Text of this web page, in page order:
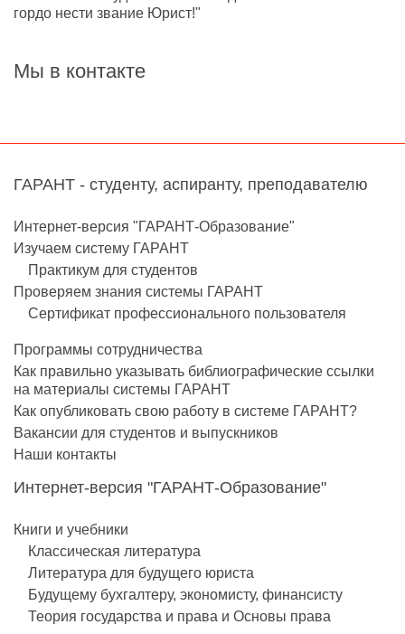
гордо нести звание Юрист!"
Мы в контакте
ГАРАНТ - студенту, аспиранту, преподавателю
Интернет-версия "ГАРАНТ-Образование"
Изучаем систему ГАРАНТ
Практикум для студентов
Проверяем знания системы ГАРАНТ
Сертификат профессионального пользователя
Программы сотрудничества
Как правильно указывать библиографические ссылки
на материалы системы ГАРАНТ
Как опубликовать свою работу в системе ГАРАНТ?
Вакансии для студентов и выпускников
Наши контакты
Интернет-версия "ГАРАНТ-Образование"
Книги и учебники
Классическая литература
Литература для будущего юриста
Будущему бухгалтеру, экономисту, финансисту
Теория государства и права и Основы права